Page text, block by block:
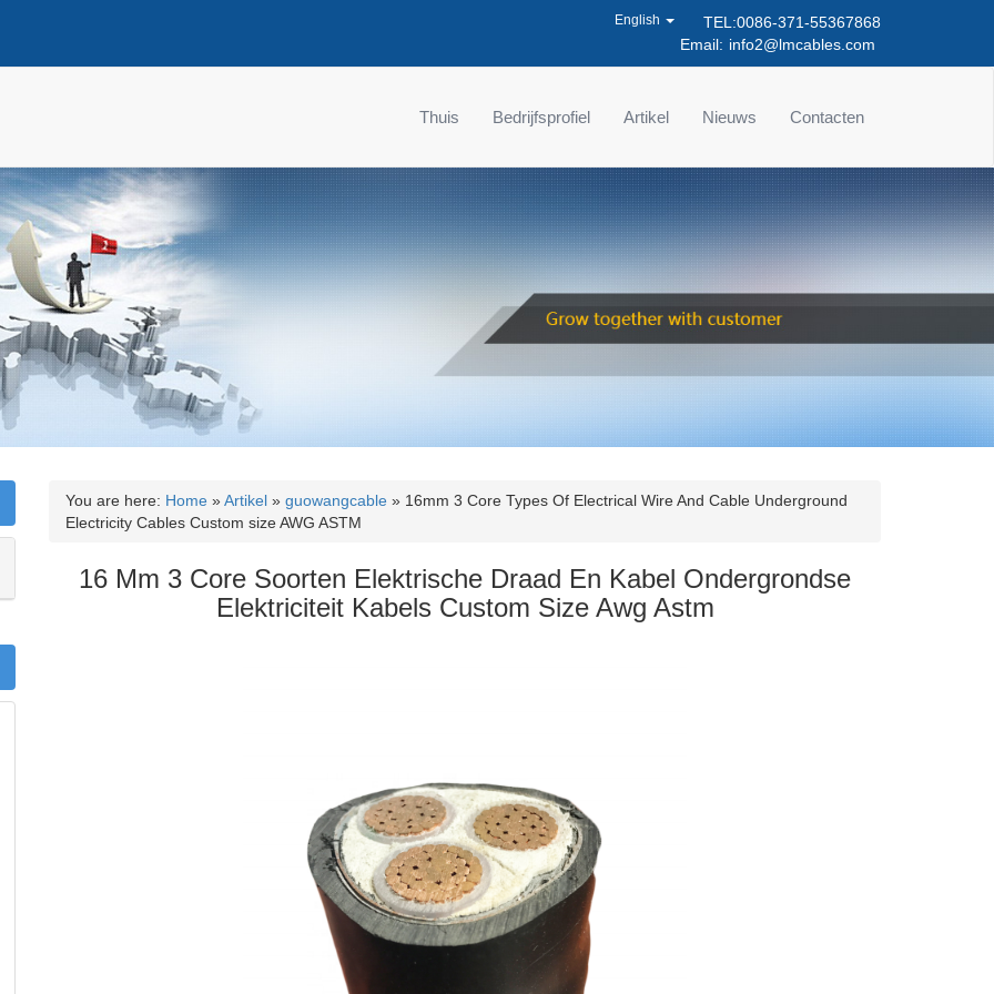
TEL:0086-371-55367868
Email: info2@lmcables.com
English
Thuis Bedrijfsprofiel Artikel Nieuws Contacten
You are here: Home »Artikel » guowangcable » 16mm 3 Core Types Of Electrical Wire And Cable Underground
Electricity Cables Custom size AWG ASTM
16 Mm 3 Core Soorten Elektrische Draad En Kabel Ondergrondse
Elektriciteit Kabels Custom Size Awg Astm